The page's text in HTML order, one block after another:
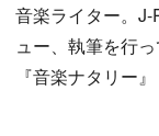
音楽ライター。
ュー、執筆を行
『音楽ナタリー